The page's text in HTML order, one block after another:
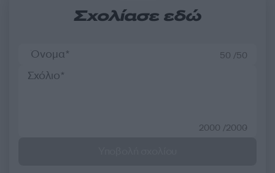
Σχολίασε εδώ
50 /50
2000 /2000